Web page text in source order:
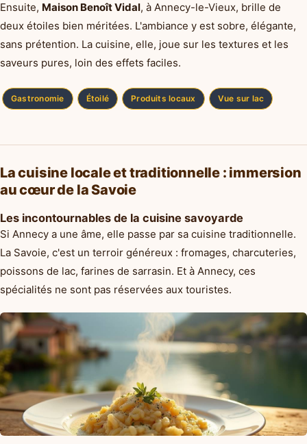
Ensuite, Maison Benoît Vidal, à Annecy-le-Vieux, brille de
deux étoiles bien méritées. L'ambiance y est sobre, élégante,
sans prétention. La cuisine, elle, joue sur les textures et les
saveurs pures, loin des effets faciles.
Gastronomie Étoilé Produits locaux Vue sur lac
La cuisine locale et traditionnelle : immersion
au cœur de la Savoie
Les incontournables de la cuisine savoyarde
Si Annecy a une âme, elle passe par sa cuisine traditionnelle.
La Savoie, c'est un terroir généreux : fromages, charcuteries,
poissons de lac, farines de sarrasin. Et à Annecy, ces
spécialités ne sont pas réservées aux touristes.